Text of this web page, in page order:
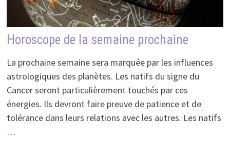
Horoscope de la semaine prochaine
La prochaine semaine sera marquée par les influences
astrologiques des planètes. Les natifs du signe du
Cancer seront particulièrement touchés par ces
énergies. Ils devront faire preuve de patience et de
tolérance dans leurs relations avec les autres. Les natifs
…